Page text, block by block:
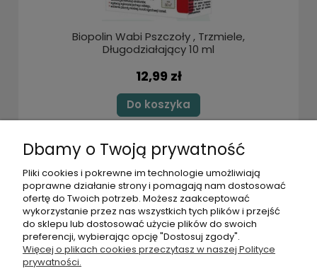
Biopolin Wabi Pszczoły , Trzmiele,
Długodziałający 10 ml
12,99 zł
Do koszyka
POMOC
MOJE KONTO
PŁATNOŚCI I DOSTAWA
Dbamy o Twoją prywatność
Pliki cookies i pokrewne im technologie umożliwiają
poprawne działanie strony i pomagają nam dostosować
ofertę do Twoich potrzeb. Możesz zaakceptować
wykorzystanie przez nas wszystkich tych plików i przejść
do sklepu lub dostosować użycie plików do swoich
preferencji, wybierając opcję "Dostosuj zgody".
Więcej o plikach cookies przeczytasz w naszej Polityce
prywatności.